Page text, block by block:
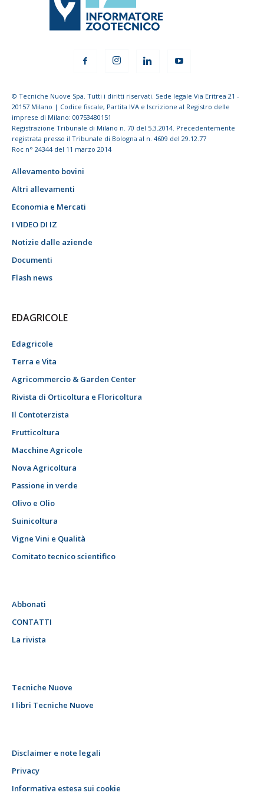
© Tecniche Nuove Spa. Tutti i diritti riservati. Sede legale Via Eritrea 21 -
20157 Milano | Codice fiscale, Partita IVA e Iscrizione al Registro delle
imprese di Milano: 00753480151
Registrazione Tribunale di Milano n. 70 del 5.3.2014. Precedentemente
registrata presso il Tribunale di Bologna al n. 4609 del 29.12.77
Roc n° 24344 del 11 marzo 2014
Allevamento bovini
Altri allevamenti
Economia e Mercati
I VIDEO DI IZ
Notizie dalle aziende
Documenti
Flash news
EDAGRICOLE
Edagricole
Terra e Vita
Agricommercio & Garden Center
Rivista di Orticoltura e Floricoltura
Il Contoterzista
Frutticoltura
Macchine Agricole
Nova Agricoltura
Passione in verde
Olivo e Olio
Suinicoltura
Vigne Vini e Qualità
Comitato tecnico scientifico
Abbonati
CONTATTI
La rivista
Tecniche Nuove
I libri Tecniche Nuove
Disclaimer e note legali
Privacy
Informativa estesa sui cookie